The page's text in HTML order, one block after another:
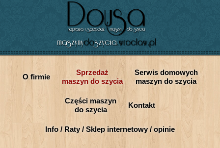
O firmie
Sprzedaż
maszyn do szycia
Serwis domowych
maszyn do szycia
Części maszyn
do szycia
Kontakt
Info / Raty / Sklep internetowy / opinie